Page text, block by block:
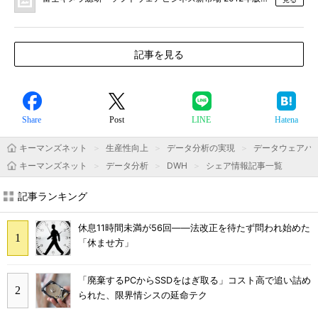
記事を見る
Share Post LINE Hatena
キーマンズネット 生産性向上 データ分析の実現
データウェアハ
キーマンズネット
データ分析 DWH シェア情報記事一覧
記事ランキング
休息11時間未満が56回――法改正を待たず問われ始めた
「休ませ方」
「廃棄するPCからSSDをはぎ取る」コスト高で追い詰め
られた、限界情シスの延命テク